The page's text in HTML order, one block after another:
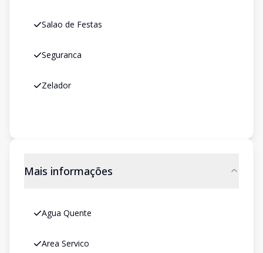
Salao de Festas
Seguranca
Zelador
Mais informações
Agua Quente
Area Servico